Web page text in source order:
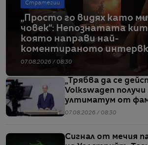
Стратегии
„Просто го видях като
човек“: Непознатата
която направи най-
коментираното
Кристофър Нолан
07.08.2026 / 08:30
„Трябва да се
Volkswagen получи
ултиматум от
начело на групата
07.08.2026 / 08:30
Сигнал от мечия